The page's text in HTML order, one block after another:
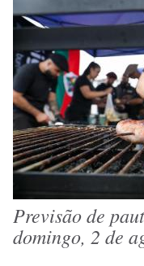
Previsão de
domingo, 2 de